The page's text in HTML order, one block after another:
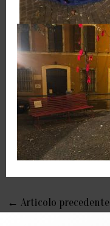
← Articolo precedente